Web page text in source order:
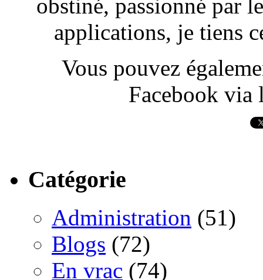
obstiné, passionné par
applications, je tiens
Vous pouvez
Facebook via
Catégorie
Administration (51)
Blogs (72)
En vrac (74)